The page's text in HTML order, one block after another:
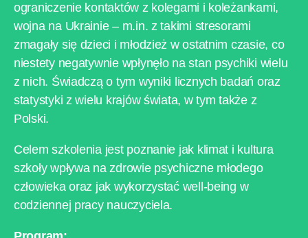
ograniczenie kontaktów z kolegami i koleżankami,
wojna na Ukrainie – m.in. z takimi stresorami
zmagały się dzieci i młodzież w ostatnim czasie, co
niestety negatywnie wpłynęło na stan psychiki wielu
z nich. Świadczą o tym wyniki licznych badań oraz
statystyki z wielu krajów świata, w tym także z
Polski.
Celem szkolenia jest poznanie jak klimat i kultura
szkoły wpływa na zdrowie psychiczne młodego
człowieka oraz jak wykorzystać well-being w
codziennej pracy nauczyciela.